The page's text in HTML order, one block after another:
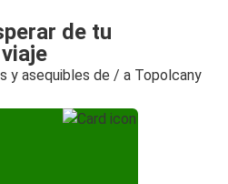
de tu
viaje
y asequibles de / a Topolcany